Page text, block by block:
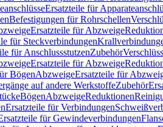
Ersatzteile für
Befestigungen für Rohrschellen
Ersatzteile für Abzweige
für Steckverbindungen
für AnschlussstutzenZubehör
Ersatzteile für Abzweige
BögenAbzweigeErsatzteile für
auf andere WerkstoffeZubehör
BögenAbzweigeReduktionen
Ersatzteile für Verbindungen
für Gewindeverbindungen